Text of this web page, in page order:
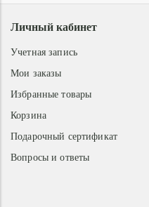
Личный кабинет
Учетная запись
Мои заказы
Избранные товары
Корзина
Подарочный сертификат
Вопросы и ответы